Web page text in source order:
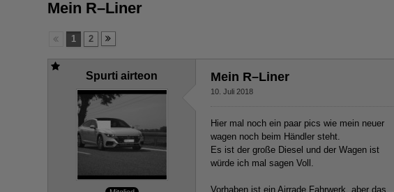
Mein R–Liner
1 2
Spurti airteon Mein R–Liner
10. Juli 2018
Hier mal noch ein paar pics wie mein neuer
wagen noch beim Händler steht.
Es ist der große Diesel und der Wagen ist
würde ich mal sagen Voll.
Vorhaben ist ein Airrade Fahrwerk, aber das